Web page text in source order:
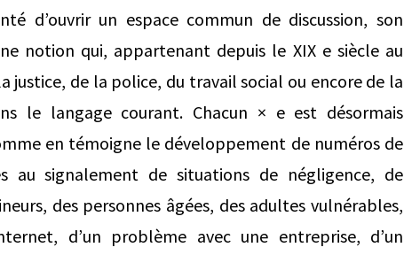
d’ouvrir un espace commun de discussion, son
notion qui, appartenant depuis le XIX e siècle au
de la police, du travail social ou encore de la
le langage courant. Chacun × e est désormais
en témoigne le développement de numéros de
au signalement de situations de négligence, de
des personnes âgées, des adultes vulnérables,
d’un problème avec une entreprise, d’un